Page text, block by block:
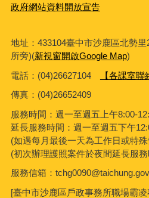
政府網站資料開放宣告
地址：433104臺中市沙鹿區北勢
所旁)(新視窗開啟Google Map)
電話：(04)26627104
【各課室聯
傳真： (04)26652409
服務時間：週一至週五上午8:00-
延長服務時間：週一至週五下午
(如遇每月最後一天為工作日或特殊
(初次辦理護照案件於夜間延長服
服務信箱：
[臺中市沙鹿區戶政事務所職場霸